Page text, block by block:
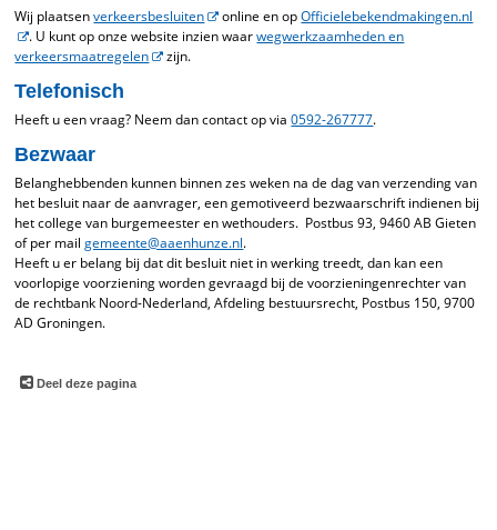
Wij plaatsenverkeersbesluiten online en opOfficielebekendmakingen.nl
. U kunt op onze website inzien waarwegwerkzaamheden en
verkeersmaatregelen
zijn.
Telefonisch
Heeft u een vraag? Neem dan contact op via0592-267777.
Bezwaar
Belanghebbenden kunnen binnen zes weken na de dag van verzending van
het besluit naar de aanvrager, een gemotiveerd bezwaarschrift indienen bij
het college van burgemeester en wethouders. Postbus 93, 9460 AB Gieten
of per mailgemeente@aaenhunze.nl.
Heeft u er belang bij dat dit besluit niet in werking treedt, dan kan een
voorlopige voorziening worden gevraagd bij de voorzieningenrechter van
de rechtbank Noord-Nederland, Afdeling bestuursrecht, Postbus 150, 9700
AD Groningen.
Deel deze pagina